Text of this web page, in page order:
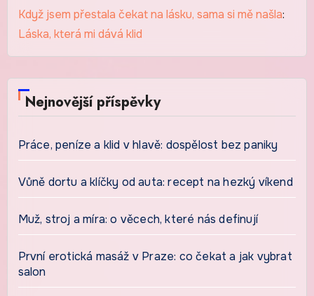
Když jsem přestala čekat na lásku, sama si mě našla:
Láska, která mi dává klid
Nejnovější příspěvky
Práce, peníze a klid v hlavě: dospělost bez paniky
Vůně dortu a klíčky od auta: recept na hezký víkend
Muž, stroj a míra: o věcech, které nás definují
První erotická masáž v Praze: co čekat a jak vybrat
salon